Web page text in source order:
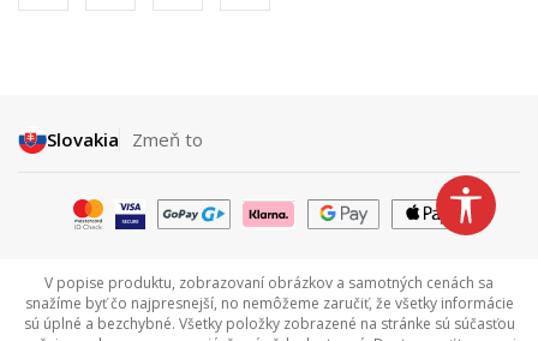
Slovakia Zmeň to
V popise produktu, zobrazovaní obrázkov a samotných cenách sa
snažíme byť čo najpresnejší, no nemôžeme zaručiť, že všetky informácie
sú úplné a bezchybné. Všetky položky zobrazené na stránke sú súčasťou